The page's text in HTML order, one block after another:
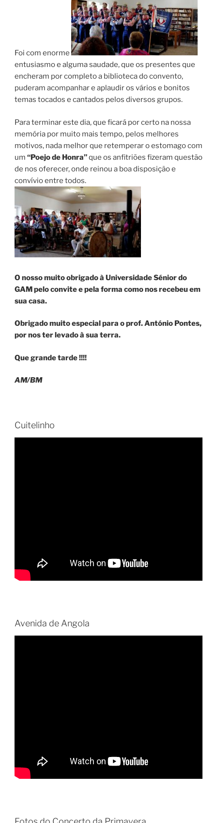
Foi com enorme
entusiasmo e alguma saudade, que os presentes que
encheram por completo a biblioteca do convento,
puderam acompanhar e aplaudir os vários e bonitos
temas tocados e cantados pelos diversos grupos.
Para terminar este dia, que ficará por certo na nossa
memória por muito mais tempo, pelos melhores
motivos, nada melhor que retemperar o estomago com
um “Poejo de Honra”que os anfitriões fizeram questão
de nos oferecer, onde reinou a boa disposição e
convívio entre todos.
O nosso muito obrigado à Universidade Sénior do
GAM pelo convite e pela forma como nos recebeu em
sua casa.
Obrigado muito especial para o prof. António Pontes,
por nos ter levado à sua terra.
Que grande tarde !!!!
AM/BM
Cuitelinho
Avenida de Angola